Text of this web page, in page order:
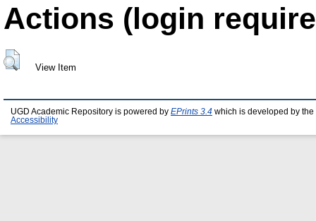
Actions (login
View Item
UGD Academic Repository is powered by EPrints 3.4 which is developed by the
Accessibility